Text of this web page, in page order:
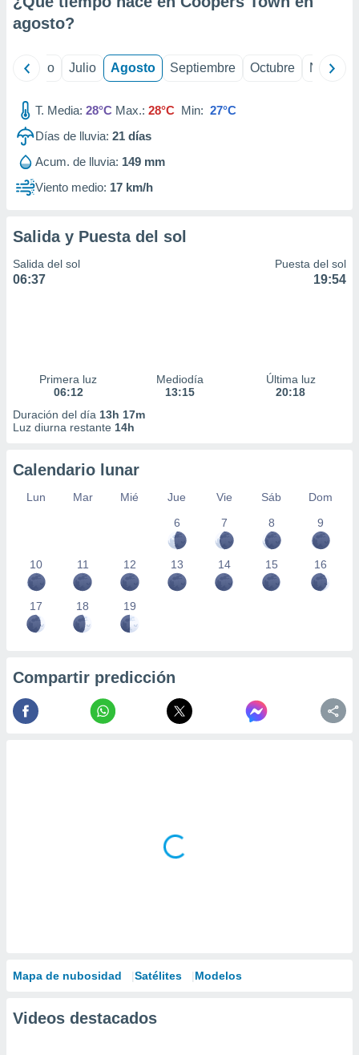
e
publicidad
publicidad
de
agosto?
Junio Julio Agosto Septiembre Octubre
T. Media: 28°C Max.: 28°C Min: 27°C
Días de lluvia: 21 días
Acum. de lluvia: 149 mm
Viento medio: 17 km/h
Salida y Puesta del sol
Salida del sol
06:37
Puesta del sol
19:54
Primera luz
06:12
Mediodía
13:15
Última luz
20:18
Duración del día 13h 17m
Luz diurna restante 14h
Calendario lunar
Lun Mar Mié Jue Vie Sáb
Dom
6
7 8 9
10 11 12 13 14 15 16
17 18 19
Compartir predicción
Mapa de nubosidad Satélites Modelos
Videos destacados